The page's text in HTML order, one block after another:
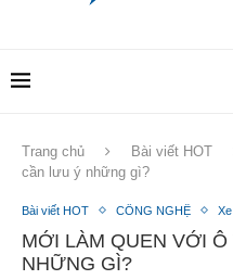
Trang chủ Bài viết HOT
cần lưu ý những gì?
Bài viết HOT CÔNG NGHỆ Xe
MỚI LÀM QUEN VỚI
NHỮNG GÌ?